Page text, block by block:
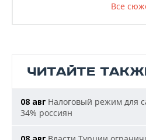
Все
ЧИТАЙТЕ
08 авг Налоговый режим для
34% россиян